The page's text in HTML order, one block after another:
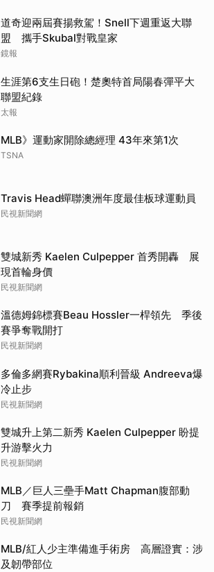
道奇迎兩屆賽揚救駕！Snell下週重返大聯
盟 攜手Skubal對戰皇家
鏡報
生涯第6支生日砲！楚奧特首局陽春彈平大
聯盟紀錄
太報
MLB》運動家開除總經理 43年來第1次
TSNA
Travis Head蟬聯澳洲年度最佳板球運動員
民視新聞網
雙城新秀 Kaelen Culpepper 首秀開轟 展
現首輪身價
民視新聞網
溫德姆錦標賽Beau Hossler一桿領先 季後
賽爭奪戰開打
民視新聞網
多倫多網賽Rybakina順利晉級 Andreeva爆
冷止步
民視新聞網
雙城升上第二新秀 Kaelen Culpepper 盼提
升游擊火力
民視新聞網
MLB／巨人三壘手Matt Chapman腹部動
刀 賽季提前報銷
民視新聞網
MLB/紅人少主準備進手術房 高層證實：涉
及韌帶部位